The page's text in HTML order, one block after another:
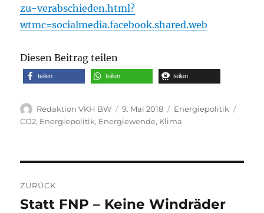
zu-verabschieden.html?
wtmc=socialmedia.facebook.shared.web
Diesen Beitrag teilen
teilen teilen teilen
Autor
Redaktion VKH BW
Veröffentlicht
am
9. Mai 2018 Kategorien
Energiepolitik
CO2, Energiepolitik, Energiewende, Klima
ZURÜCK
Vorheriger
Statt FNP – Keine Windräder